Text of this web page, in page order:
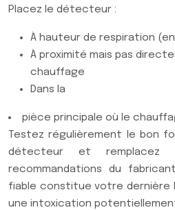
Placez le détecteur :
À hauteur de respiration
À proximité mais pas
chauffage
Dans la
pièce principale où le
Testez régulièrement le bon
détecteur et
recommandations du
fiable constitue votre dernière
une intoxication